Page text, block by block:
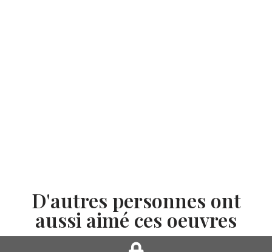
D'autres personnes ont
aussi aimé ces oeuvres